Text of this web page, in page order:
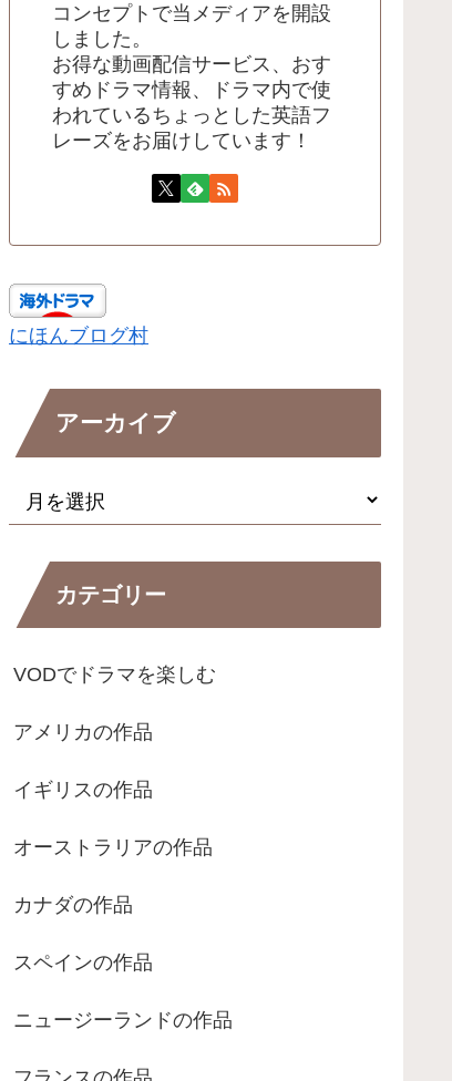
コンセプトで当メディアを開設
しました。
お得な動画配信サービス、おす
すめドラマ情報、ドラマ内で使
われているちょっとした英語フ
レーズをお届けしています！
にほんブログ村
アーカイブ
カテゴリー
VODでドラマを楽しむ
アメリカの作品
イギリスの作品
オーストラリアの作品
カナダの作品
スペインの作品
ニュージーランドの作品